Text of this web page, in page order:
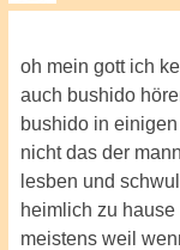
oh mein gott ich
auch bushido
bushido in
nicht das der
lesben und
heimlich zu
meistens weil